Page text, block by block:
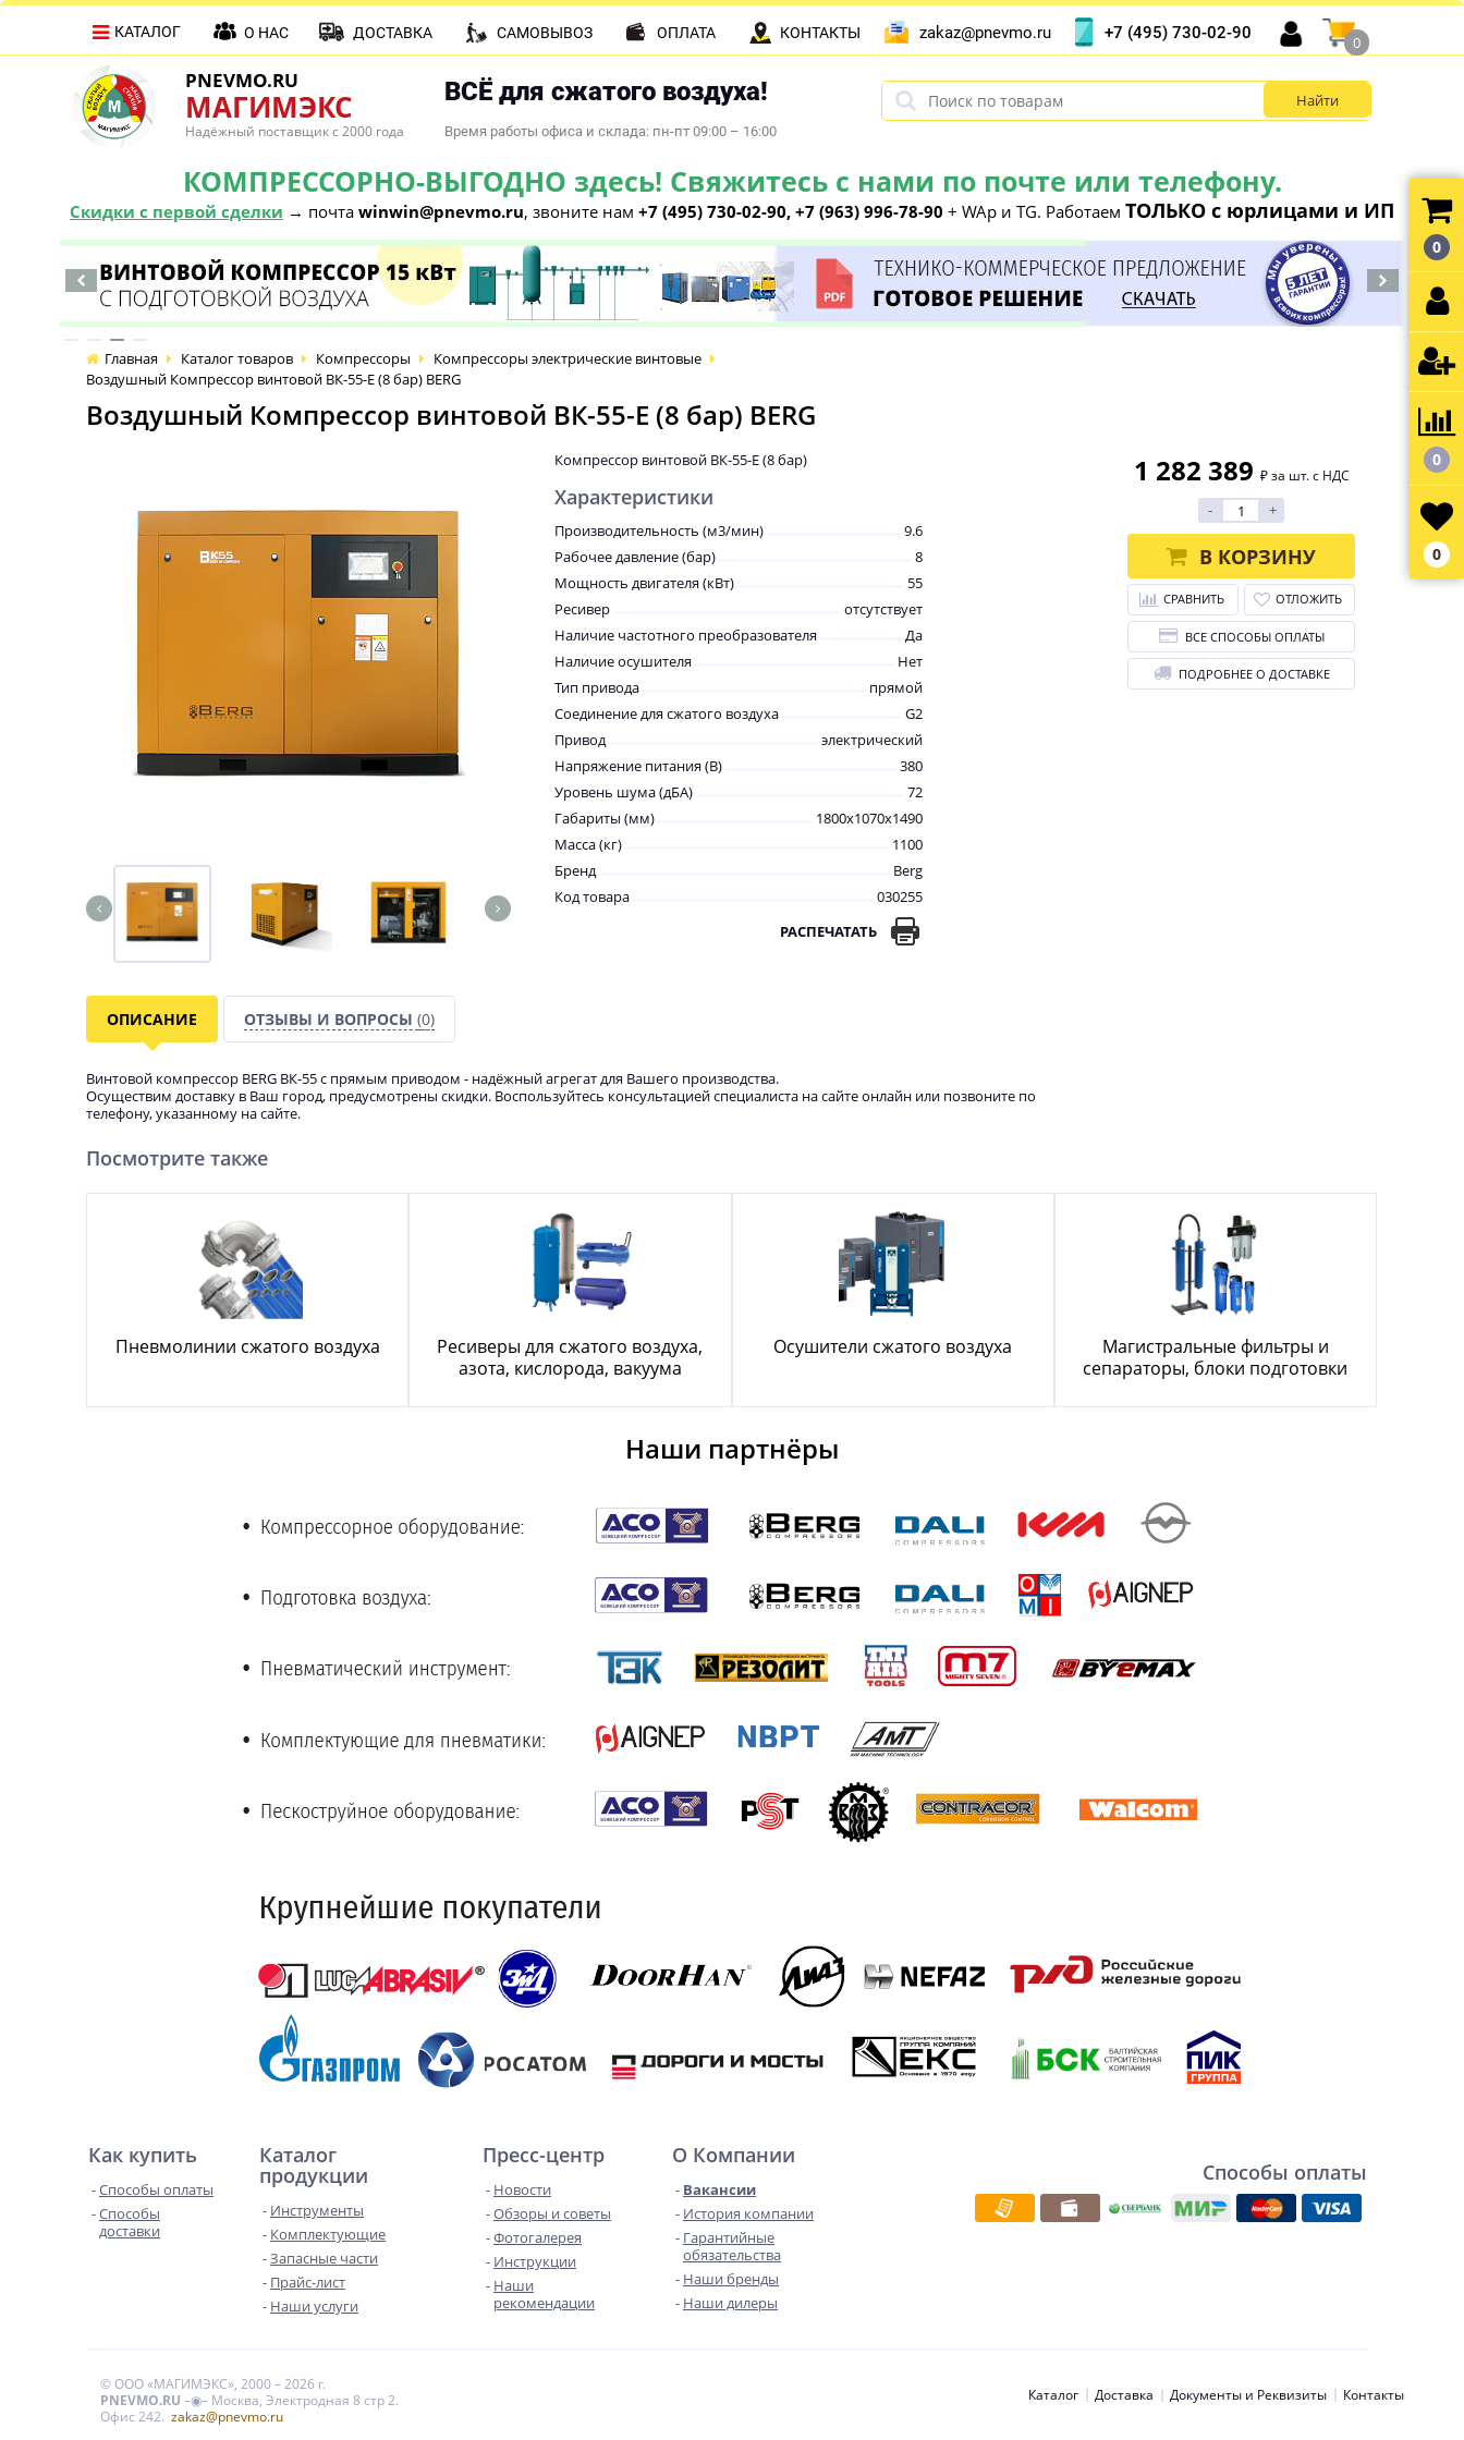
PNEVMO.RU
МАГИМЭКС
Надёжный поставщик с 2000 года
ВСЁ для сжатого воздуха!
Время работы офиса и склада: пн-пт 09:00 – 16:00
КОМПРЕССОРНО-ВЫГОДНО здесь! Свяжитесь с нами по почте или телефону.
Скидки с первой сделки → почта winwin@pnevmo.ru, звоните нам +7 (495) 730-02-90, +7 (963) 996-78-90 + WAp и TG. Работаем ТОЛЬКО с юрлицами и ИП
КАТАЛОГ О НАС ДОСТАВКА САМОВЫВОЗ ОПЛАТА КОНТАКТЫ zakaz@pnevmo.ru +7 (495) 730-02-90
0
Главная Каталог товаров Компрессоры
Компрессоры электрические винтовые
Воздушный Компрессор винтовой ВК-55-E (8 бар) BERG
Воздушный Компрессор винтовой ВК-55-E (8 бар) BERG
Компрессор винтовой ВК-55-E (8 бар)
Характеристики
Производительность (м3/мин)
9.6
Рабочее давление (бар)
8
Мощность двигателя (кВт)
55
Ресивер
отсутствует
Наличие частотного преобразователя
Да
Наличие осушителя
Нет
Тип привода
прямой
Соединение для сжатого воздуха
G2
Привод
электрический
Напряжение питания (В)
380
Уровень шума (дБА)
72
Габариты (мм)
1800x1070x1490
Масса (кг)
1100
Бренд
Berg
Код товара
030255
РАСПЕЧАТАТЬ
1 282 389 ₽ за шт. с НДС
- +
В КОРЗИНУ
СРАВНИТЬ ОТЛОЖИТЬ
ВСЕ СПОСОБЫ ОПЛАТЫ
ПОДРОБНЕЕ О ДОСТАВКЕ
ОПИСАНИЕ ОТЗЫВЫ И ВОПРОСЫ (0)
Винтовой компрессор BERG ВК-55 с прямым приводом - надёжный агрегат для Вашего производства.
Осуществим доставку в Ваш город, предусмотрены скидки. Воспользуйтесь консультацией специалиста на сайте онлайн или позвоните по
телефону, указанному на сайте.
Посмотрите также
Пневмолинии сжатого воздуха
Ресиверы для сжатого воздуха,
азота, кислорода, вакуума
Осушители сжатого воздуха
Магистральные фильтры и
сепараторы, блоки подготовки
Наши партнёры
Как купить
Способы оплаты
Способы
доставки
Каталог
продукции
Инструменты
Комплектующие
Запасные части
Прайс-лист
Наши услуги
Пресс-центр
Новости
Обзоры и советы
Фотогалерея
Инструкции
Наши
рекомендации
О Компании
Вакансии
История компании
Гарантийные
обязательства
Наши бренды
Наши дилеры
Способы оплаты
© ООО «МАГИМЭКС», 2000 – 2026 г.
PNEVMO.RU –◉– Москва, Электродная 8 стр 2.
Офис 242. zakaz@pnevmo.ru
Каталог Доставка Документы и Реквизиты Контакты
0
0
0